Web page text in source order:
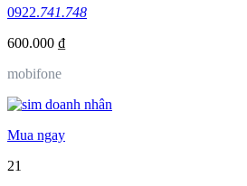
0922.741.748
600.000 ₫
mobifone
Mua ngay
21